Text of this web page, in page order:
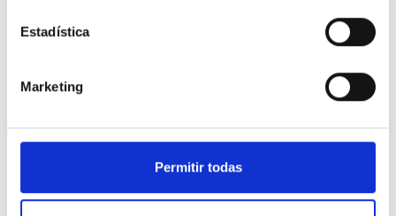
Estadística
Marketing
Permitir todas
El régimen especial de entidades dedicadas al
arrendamiento de viviendas
2002 - Aranzadi
El Impuesto sobre el Valor Añadido en las